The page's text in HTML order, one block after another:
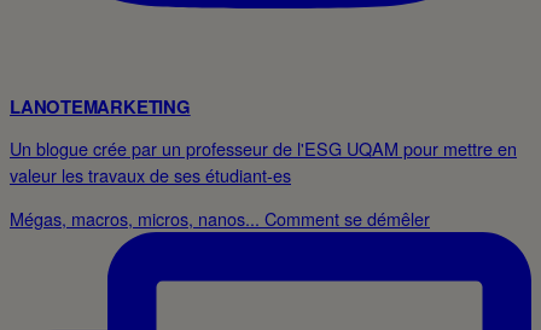
LANOTEMARKETING
Un blogue crée par un professeur de l'ESG UQAM pour mettre en
valeur les travaux de ses étudiant-es
Mégas, macros, micros, nanos... Comment se démêler